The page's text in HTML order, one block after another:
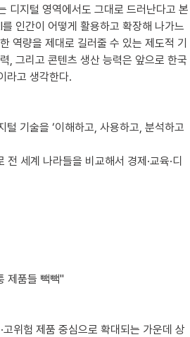
디지털 영역에서도 그대로 드러난다고 본
인간이 어떻게 활용하고 확장해 나가느
역량을 제대로 길러줄 수 있는 제도적 기
, 그리고 콘텐츠 생산 능력은 앞으로 한국
라고 생각한다.
털 기술을 ‘이해하고, 사용하고, 분석하고
세계 나라들을 비교해서 경제·교육·디
제품들 빽빽"
위험 제품 중심으로 확대되는 가운데 상